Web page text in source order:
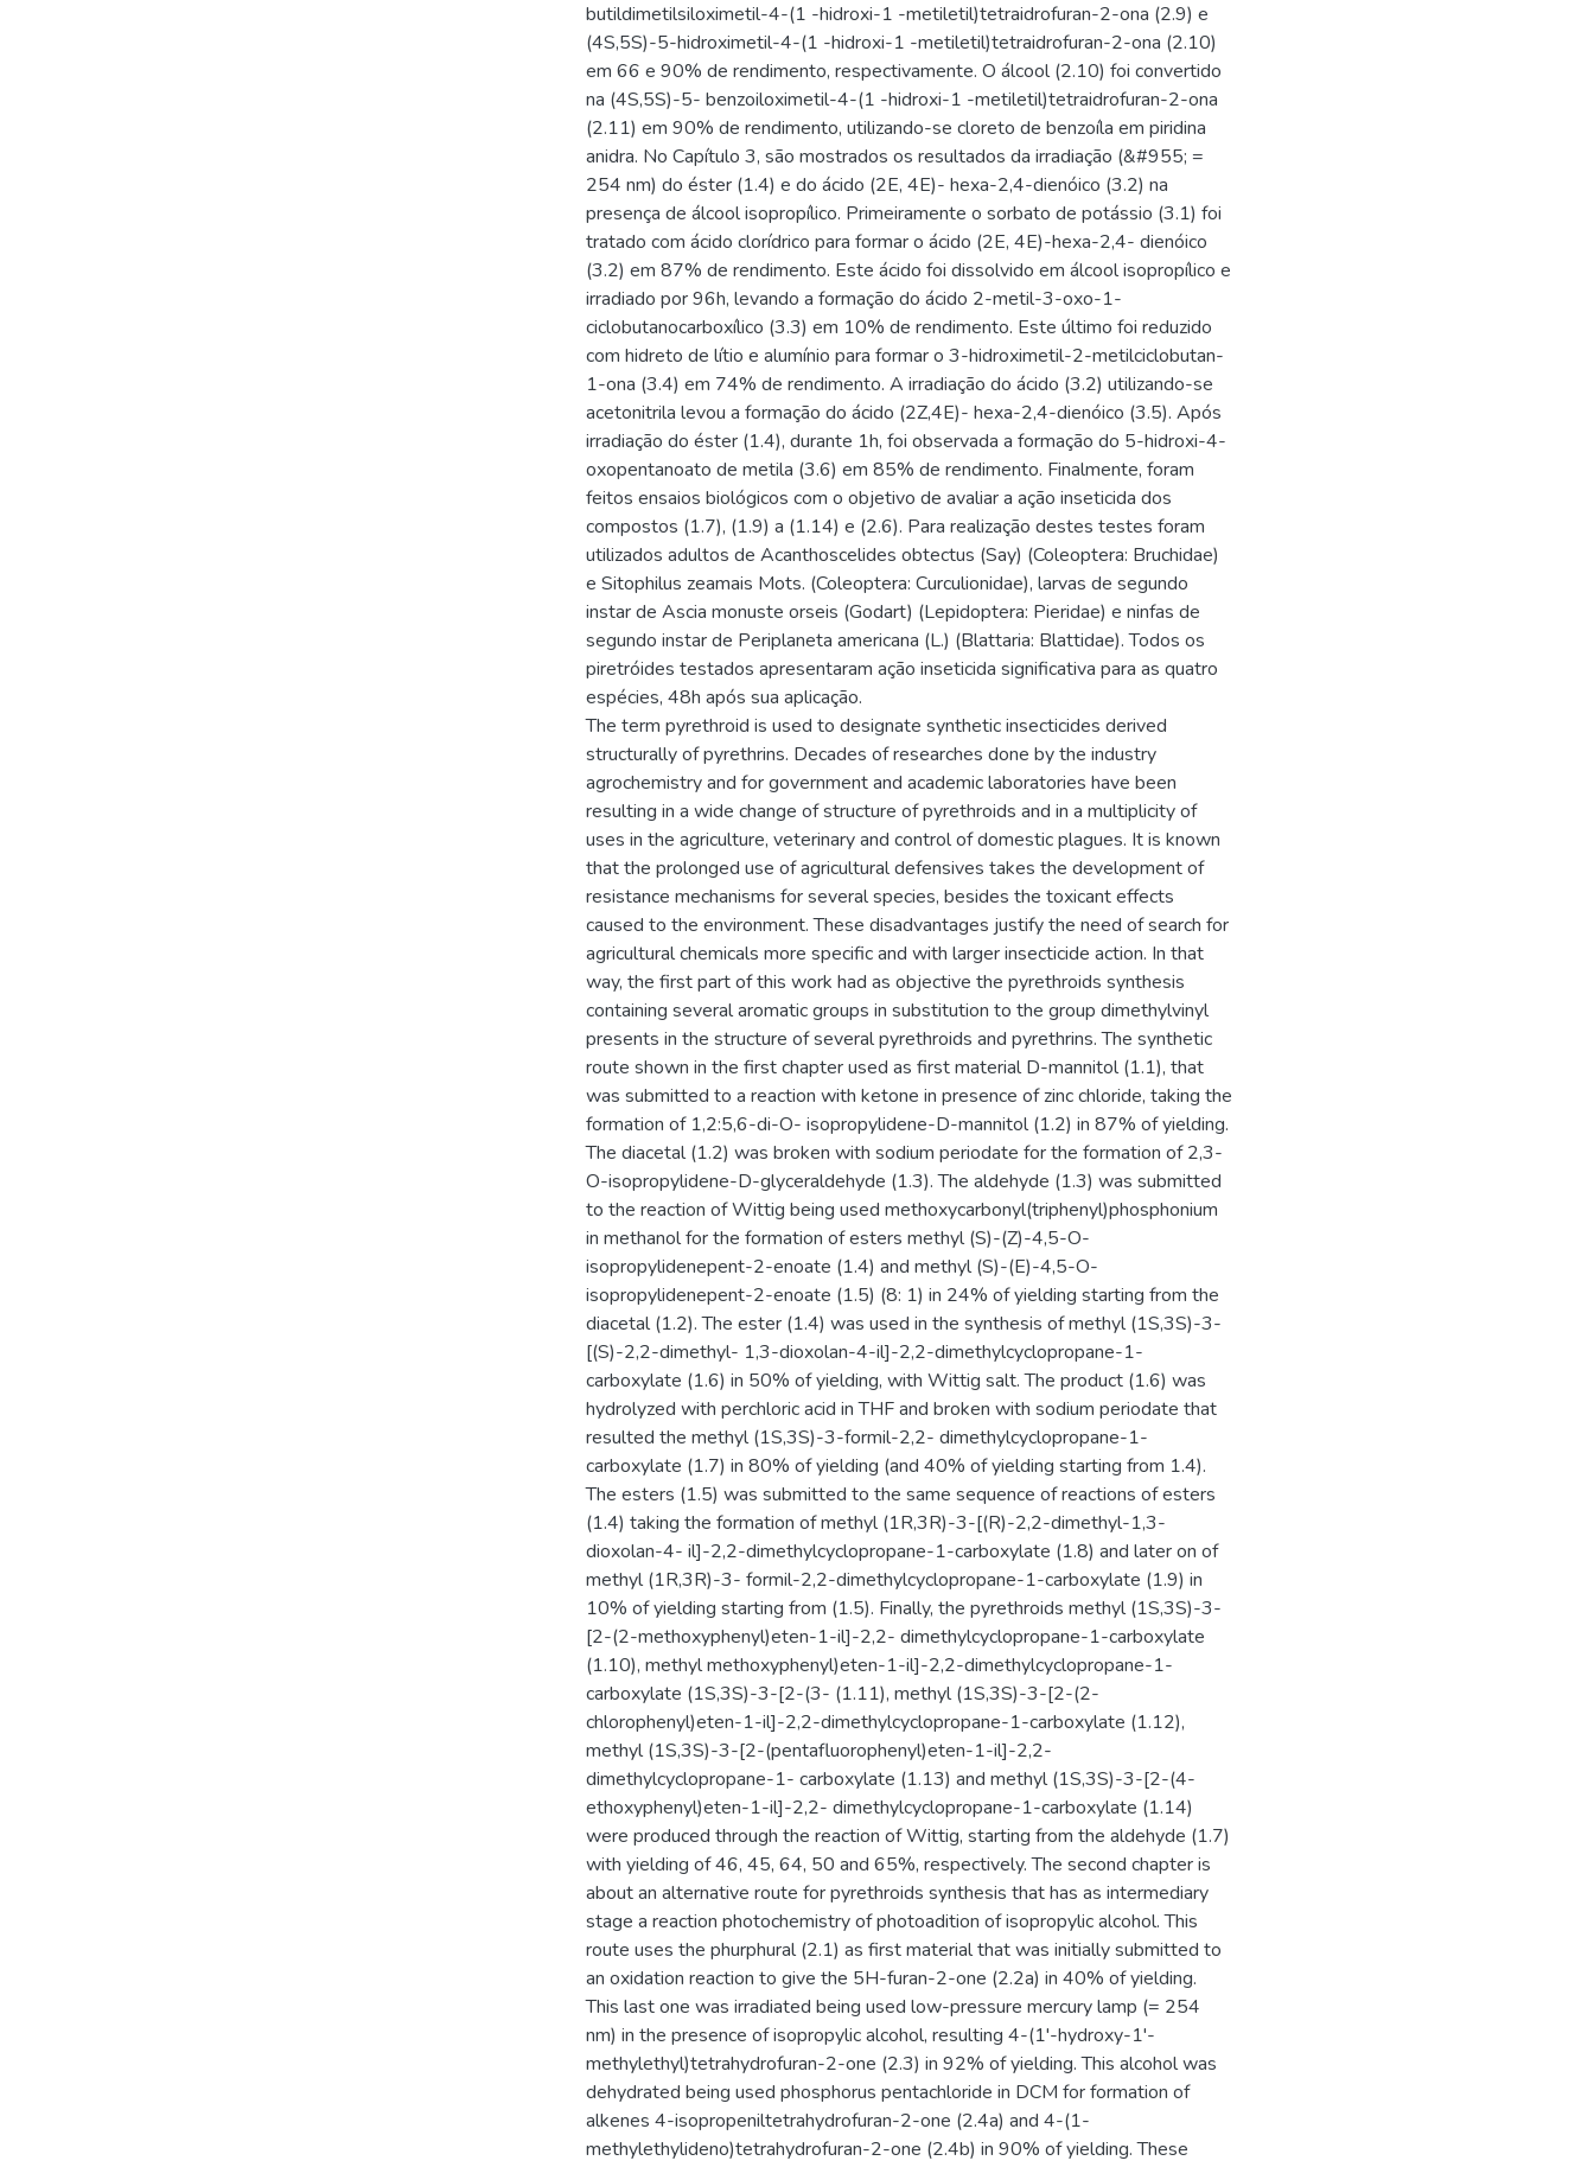
butildimetilsiloximetil-4-(1 -hidroxi-1 -metiletil)tetraidrofuran-2-ona (2.9) e
(4S,5S)-5-hidroximetil-4-(1 -hidroxi-1 -metiletil)tetraidrofuran-2-ona (2.10)
em 66 e 90% de rendimento, respectivamente. O álcool (2.10) foi convertido
na (4S,5S)-5- benzoiloximetil-4-(1 -hidroxi-1 -metiletil)tetraidrofuran-2-ona
(2.11) em 90% de rendimento, utilizando-se cloreto de benzoíla em piridina
anidra. No Capítulo 3, são mostrados os resultados da irradiação (&#955; =
254 nm) do éster (1.4) e do ácido (2E, 4E)- hexa-2,4-dienóico (3.2) na
presença de álcool isopropílico. Primeiramente o sorbato de potássio (3.1) foi
tratado com ácido clorídrico para formar o ácido (2E, 4E)-hexa-2,4- dienóico
(3.2) em 87% de rendimento. Este ácido foi dissolvido em álcool isopropílico e
irradiado por 96h, levando a formação do ácido 2-metil-3-oxo-1-
ciclobutanocarboxílico (3.3) em 10% de rendimento. Este último foi reduzido
com hidreto de lítio e alumínio para formar o 3-hidroximetil-2-metilciclobutan-
1-ona (3.4) em 74% de rendimento. A irradiação do ácido (3.2) utilizando-se
acetonitrila levou a formação do ácido (2Z,4E)- hexa-2,4-dienóico (3.5). Após
irradiação do éster (1.4), durante 1h, foi observada a formação do 5-hidroxi-4-
oxopentanoato de metila (3.6) em 85% de rendimento. Finalmente, foram
feitos ensaios biológicos com o objetivo de avaliar a ação inseticida dos
compostos (1.7), (1.9) a (1.14) e (2.6). Para realização destes testes foram
utilizados adultos de Acanthoscelides obtectus (Say) (Coleoptera: Bruchidae)
e Sitophilus zeamais Mots. (Coleoptera: Curculionidae), larvas de segundo
instar de Ascia monuste orseis (Godart) (Lepidoptera: Pieridae) e ninfas de
segundo instar de Periplaneta americana (L.) (Blattaria: Blattidae). Todos os
piretróides testados apresentaram ação inseticida significativa para as quatro
espécies, 48h após sua aplicação.
The term pyrethroid is used to designate synthetic insecticides derived
structurally of pyrethrins. Decades of researches done by the industry
agrochemistry and for government and academic laboratories have been
resulting in a wide change of structure of pyrethroids and in a multiplicity of
uses in the agriculture, veterinary and control of domestic plagues. It is known
that the prolonged use of agricultural defensives takes the development of
resistance mechanisms for several species, besides the toxicant effects
caused to the environment. These disadvantages justify the need of search for
agricultural chemicals more specific and with larger insecticide action. In that
way, the first part of this work had as objective the pyrethroids synthesis
containing several aromatic groups in substitution to the group dimethylvinyl
presents in the structure of several pyrethroids and pyrethrins. The synthetic
route shown in the first chapter used as first material D-mannitol (1.1), that
was submitted to a reaction with ketone in presence of zinc chloride, taking the
formation of 1,2:5,6-di-O- isopropylidene-D-mannitol (1.2) in 87% of yielding.
The diacetal (1.2) was broken with sodium periodate for the formation of 2,3-
O-isopropylidene-D-glyceraldehyde (1.3). The aldehyde (1.3) was submitted
to the reaction of Wittig being used methoxycarbonyl(triphenyl)phosphonium
in methanol for the formation of esters methyl (S)-(Z)-4,5-O-
isopropylidenepent-2-enoate (1.4) and methyl (S)-(E)-4,5-O-
isopropylidenepent-2-enoate (1.5) (8: 1) in 24% of yielding starting from the
diacetal (1.2). The ester (1.4) was used in the synthesis of methyl (1S,3S)-3-
[(S)-2,2-dimethyl- 1,3-dioxolan-4-il]-2,2-dimethylcyclopropane-1-
carboxylate (1.6) in 50% of yielding, with Wittig salt. The product (1.6) was
hydrolyzed with perchloric acid in THF and broken with sodium periodate that
resulted the methyl (1S,3S)-3-formil-2,2- dimethylcyclopropane-1-
carboxylate (1.7) in 80% of yielding (and 40% of yielding starting from 1.4).
The esters (1.5) was submitted to the same sequence of reactions of esters
(1.4) taking the formation of methyl (1R,3R)-3-[(R)-2,2-dimethyl-1,3-
dioxolan-4- il]-2,2-dimethylcyclopropane-1-carboxylate (1.8) and later on of
methyl (1R,3R)-3- formil-2,2-dimethylcyclopropane-1-carboxylate (1.9) in
10% of yielding starting from (1.5). Finally, the pyrethroids methyl (1S,3S)-3-
[2-(2-methoxyphenyl)eten-1-il]-2,2- dimethylcyclopropane-1-carboxylate
(1.10), methyl methoxyphenyl)eten-1-il]-2,2-dimethylcyclopropane-1-
carboxylate (1S,3S)-3-[2-(3- (1.11), methyl (1S,3S)-3-[2-(2-
chlorophenyl)eten-1-il]-2,2-dimethylcyclopropane-1-carboxylate (1.12),
methyl (1S,3S)-3-[2-(pentafluorophenyl)eten-1-il]-2,2-
dimethylcyclopropane-1- carboxylate (1.13) and methyl (1S,3S)-3-[2-(4-
ethoxyphenyl)eten-1-il]-2,2- dimethylcyclopropane-1-carboxylate (1.14)
were produced through the reaction of Wittig, starting from the aldehyde (1.7)
with yielding of 46, 45, 64, 50 and 65%, respectively. The second chapter is
about an alternative route for pyrethroids synthesis that has as intermediary
stage a reaction photochemistry of photoadition of isopropylic alcohol. This
route uses the phurphural (2.1) as first material that was initially submitted to
an oxidation reaction to give the 5H-furan-2-one (2.2a) in 40% of yielding.
This last one was irradiated being used low-pressure mercury lamp (= 254
nm) in the presence of isopropylic alcohol, resulting 4-(1'-hydroxy-1'-
methylethyl)tetrahydrofuran-2-one (2.3) in 92% of yielding. This alcohol was
dehydrated being used phosphorus pentachloride in DCM for formation of
alkenes 4-isopropeniltetrahydrofuran-2-one (2.4a) and 4-(1-
methylethylideno)tetrahydrofuran-2-one (2.4b) in 90% of yielding. These